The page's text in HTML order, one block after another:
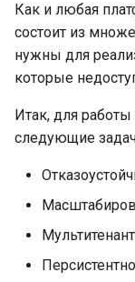
Как и любая
состоит из
нужны для
которые
Итак, для
следующие